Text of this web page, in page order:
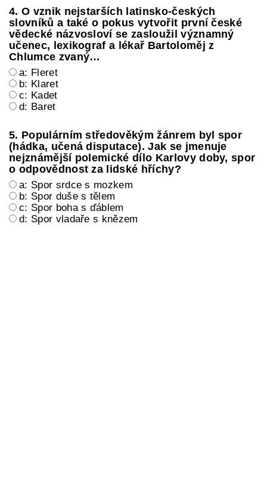
4. O vznik nejstarších latinsko-českých
slovníků a také o pokus vytvořit první české
vědecké názvosloví se zasloužil významný
učenec, lexikograf a lékař Bartoloměj z
Chlumce zvaný…
a: Fleret
b: Klaret
c: Kadet
d: Baret
5. Populárním středověkým žánrem byl spor
(hádka, učená disputace). Jak se jmenuje
nejznámější polemické dílo Karlovy doby, spor
o odpovědnost za lidské hříchy?
a: Spor srdce s mozkem
b: Spor duše s tělem
c: Spor boha s ďáblem
d: Spor vladaře s knězem